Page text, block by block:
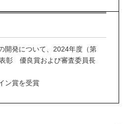
開発について、2024年度（第
彰 優良賞および審査委員長
ン賞を受賞